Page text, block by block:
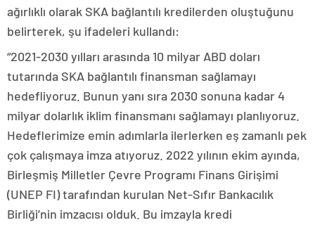
ağırlıklı olarak SKA bağlantılı kredilerden oluştuğunu
belirterek, şu ifadeleri kullandı:
“2021-2030 yılları arasında 10 milyar ABD doları
tutarında SKA bağlantılı finansman sağlamayı
hedefliyoruz. Bunun yanı sıra 2030 sonuna kadar 4
milyar dolarlık iklim finansmanı sağlamayı planlıyoruz.
Hedeflerimize emin adımlarla ilerlerken eş zamanlı pek
çok çalışmaya imza atıyoruz. 2022 yılının ekim ayında,
Birleşmiş Milletler Çevre Programı Finans Girişimi
(UNEP FI) tarafından kurulan Net-Sıfır Bankacılık
Birliği’nin imzacısı olduk. Bu imzayla kredi